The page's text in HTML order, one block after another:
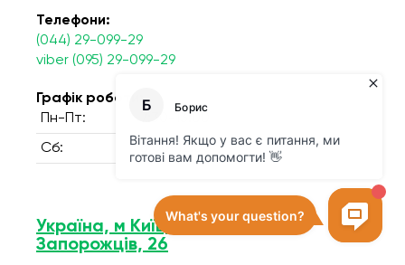
Телефони:
(044) 29-099-29
viber (095) 29-099-29
Графік роботи:
Пн-Пт:
7:30-13:00
Сб: 8:00-12:00
Україна, м Київ, вул.Чорних
Запорожців, 26